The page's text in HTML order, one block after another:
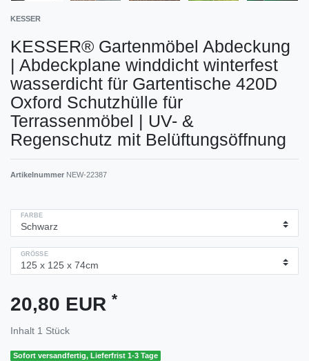
KESSER
KESSER® Gartenmöbel Abdeckung
| Abdeckplane winddicht winterfest
wasserdicht für Gartentische 420D
Oxford Schutzhülle für
Terrassenmöbel | UV- &
Regenschutz mit Belüftungsöffnung
Artikelnummer NEW-22387
FARBE
GRÖSSE
20,80 EUR *
Inhalt 1 Stück
Sofort versandfertig, Lieferfrist 1-3 Tage